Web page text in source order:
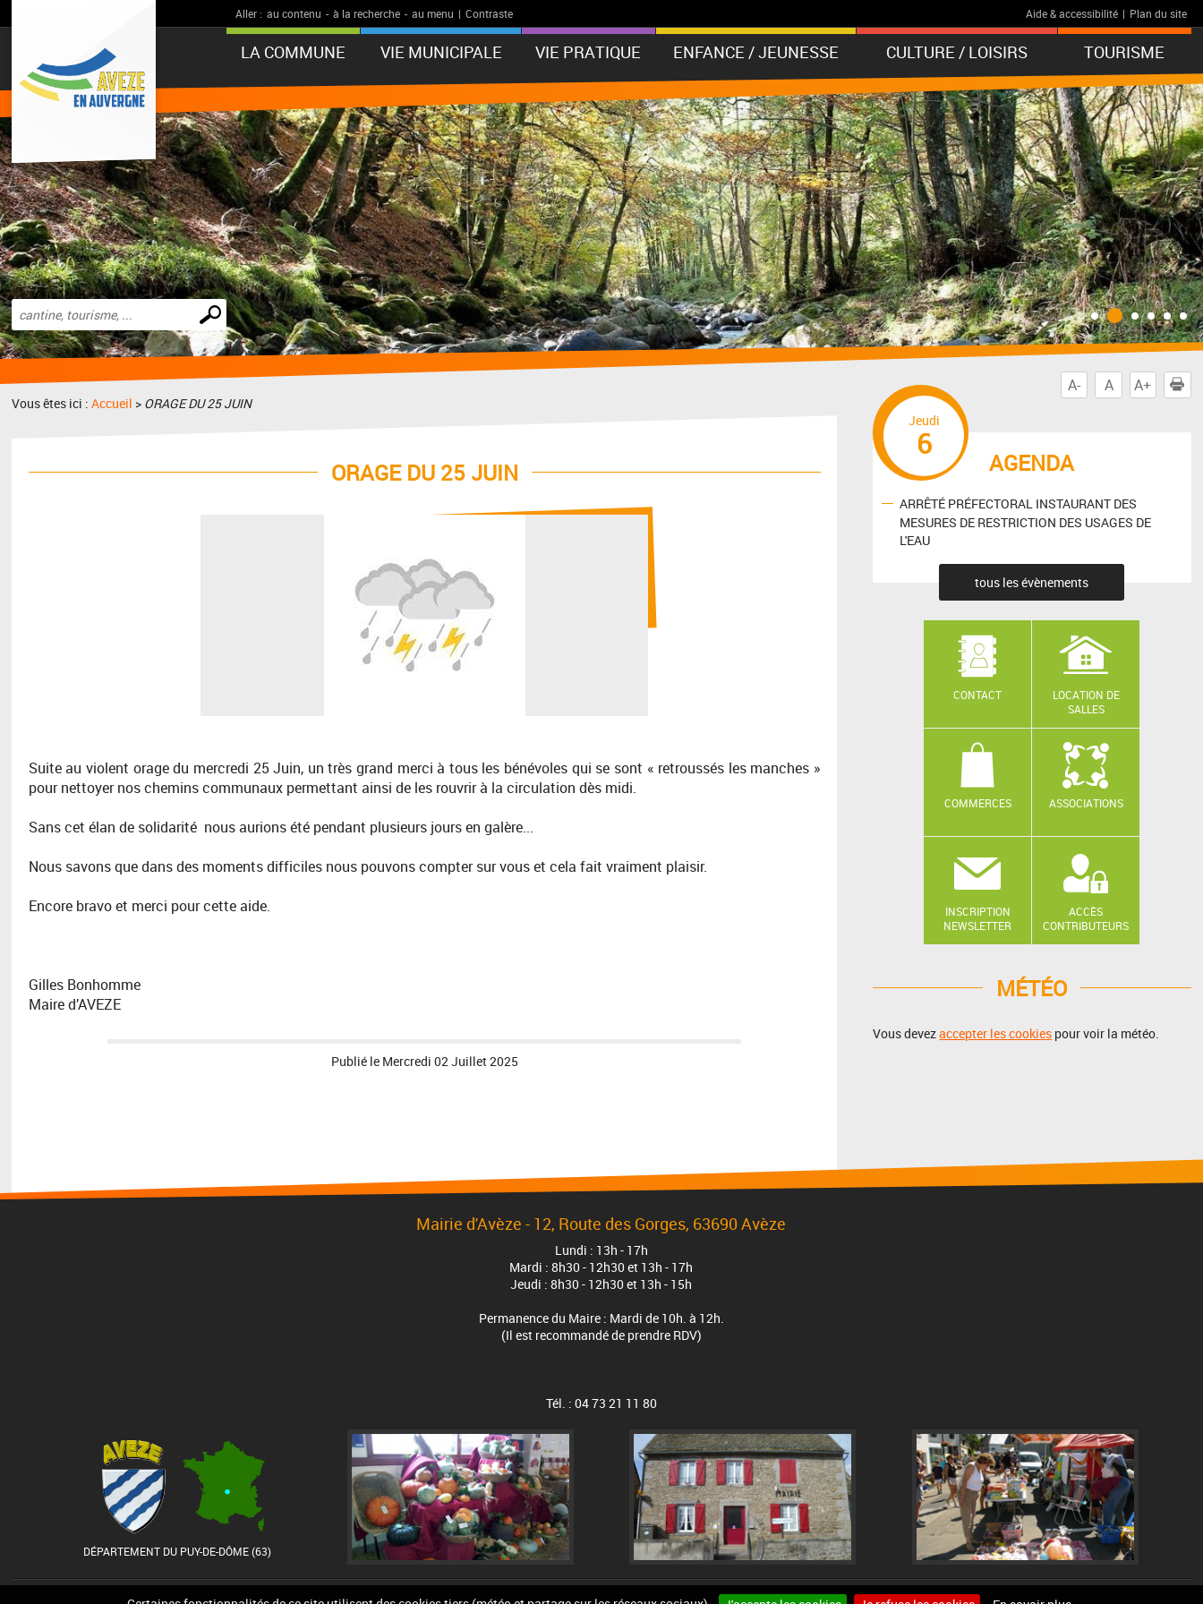
Aller : au contenu - à la recherche - au menu | Contraste Aide & accessibilité | Plan du site
LA COMMUNE VIE MUNICIPALE VIE PRATIQUE ENFANCE / JEUNESSE CULTURE / LOISIRS TOURISME
Effectuer
une
recherche
A- A A+
Vous êtes ici :Accueil > ORAGE DU 25 JUIN
ORAGE DU 25 JUIN
Suite au violent orage du mercredi 25 Juin, un très grand merci à tous les bénévoles qui se sont « retroussés les manches »
pour nettoyer nos chemins communaux permettant ainsi de les rouvrir à la circulation dès midi.
Sans cet élan de solidarité nous aurions été pendant plusieurs jours en galère...
Nous savons que dans des moments difficiles nous pouvons compter sur vous et cela fait vraiment plaisir.
Encore bravo et merci pour cette aide.
Gilles Bonhomme
Maire d’AVEZE
Publié le Mercredi 02 Juillet 2025
AGENDA
Jeudi
6
ARRÊTÉ PRÉFECTORAL INSTAURANT DES
MESURES DE RESTRICTION DES USAGES DE
L'EAU
tous les évènements
CONTACT
LOCATION DE
SALLES
COMMERCES ASSOCIATIONS
INSCRIPTION
NEWSLETTER
ACCÈS
CONTRIBUTEURS
MÉTÉO
Vous devezaccepter les cookies pour voir la météo.
Mairie d'Avèze - 12, Route des Gorges, 63690 Avèze
Lundi : 13h - 17h
Mardi : 8h30 - 12h30 et 13h - 17h
Jeudi : 8h30 - 12h30 et 13h - 15h
Permanence du Maire : Mardi de 10h. à 12h.
(Il est recommandé de prendre RDV)
Tél. : 04 73 21 11 80
DÉPARTEMENT DU PUY-DE-DÔME (63)